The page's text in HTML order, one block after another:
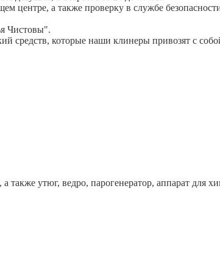
а также проверку в службе
Чистовы".
средств, которые наши клинеры привозят с
также утюг, ведро, парогенератор, аппарат